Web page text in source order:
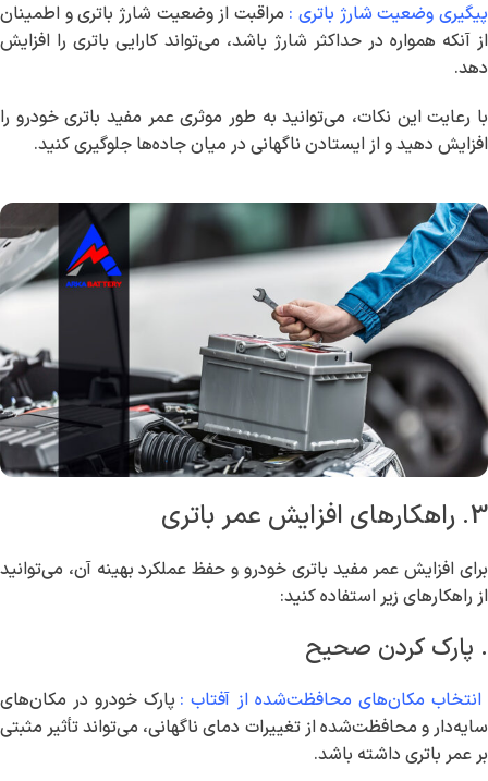
پیگیری وضعیت شارژ باتری : مراقبت از وضعیت شارژ باتری و اطمینان
از آنکه همواره در حداکثر شارژ باشد، می‌تواند کارایی باتری را افزایش
دهد.
با رعایت این نکات، می‌توانید به طور موثری عمر مفید باتری خودرو را
افزایش دهید و از ایستادن ناگهانی در میان جاده‌ها جلوگیری کنید.
3. راهکارهای افزایش عمر باتری
برای افزایش عمر مفید باتری خودرو و حفظ عملکرد بهینه آن، می‌توانید
از راهکارهای زیر استفاده کنید:
. پارک کردن صحیح
انتخاب مکان‌های محافظت‌شده از آفتاب : پارک خودرو در مکان‌های
سایه‌دار و محافظت‌شده از تغییرات دمای ناگهانی، می‌تواند تأثیر مثبتی
بر عمر باتری داشته باشد.